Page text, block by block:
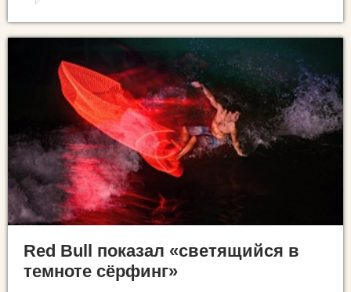
Red Bull показал «светящийся в
темноте сёрфинг»